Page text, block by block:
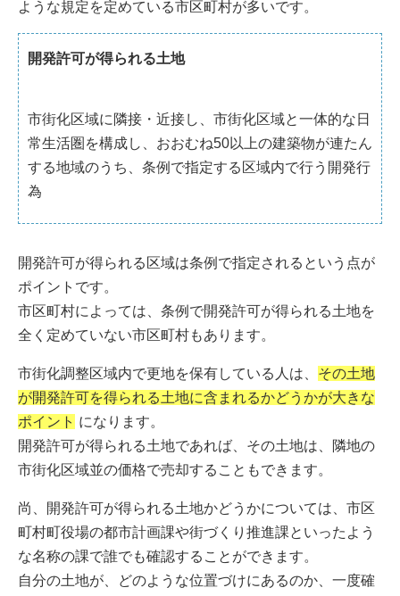
ような規定を定めている市区町村が多いです。
開発許可が得られる土地
市街化区域に隣接・近接し、市街化区域と一体的な日
常生活圏を構成し、おおむね50以上の建築物が連たん
する地域のうち、条例で指定する区域内で行う開発行
為
開発許可が得られる区域は条例で指定されるという点が
ポイントです。
市区町村によっては、条例で開発許可が得られる土地を
全く定めていない市区町村もあります。
市街化調整区域内で更地を保有している人は、 その土地
が開発許可を得られる土地に含まれるかどうかが大きな
ポイント になります。
開発許可が得られる土地であれば、その土地は、隣地の
市街化区域並の価格で売却することもできます。
尚、開発許可が得られる土地かどうかについては、市区
町村町役場の都市計画課や街づくり推進課といったよう
な名称の課で誰でも確認することができます。
自分の土地が、どのような位置づけにあるのか、一度確